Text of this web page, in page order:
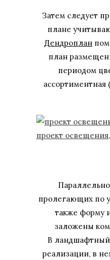
Затем следует
плане
Дендроплан
план
периодом
пролегающих по
также форму
заложены
В ландшафтный
реализации, в